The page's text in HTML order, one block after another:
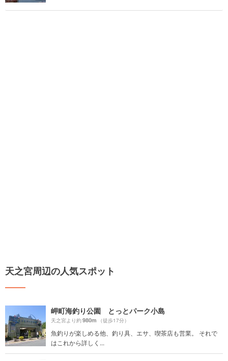
天之宮周辺の人気スポット
岬町海釣り公園 とっとパーク小島
天之宮より約980m （徒歩17分）
魚釣りが楽しめる他、釣り具、エサ、喫茶店も営業。 それで
はこれから詳しく...